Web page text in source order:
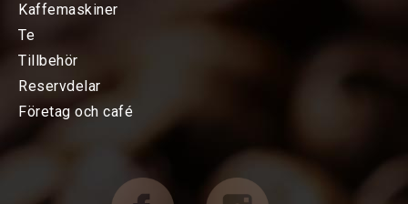
Koppar, Glas & Termos
Böcker & Kort
Kaffemaskiner
Te
Tillbehör
Reservdelar
Företag och café